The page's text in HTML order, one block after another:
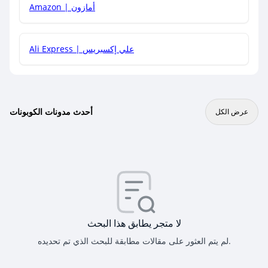
Amazon | أمازون
Ali Express | علي إكسبريس
أحدث مدونات الكوبونات عرض الكل
لا متجر يطابق هذا البحث
لم يتم العثور على مقالات مطابقة للبحث الذي تم تحديده.